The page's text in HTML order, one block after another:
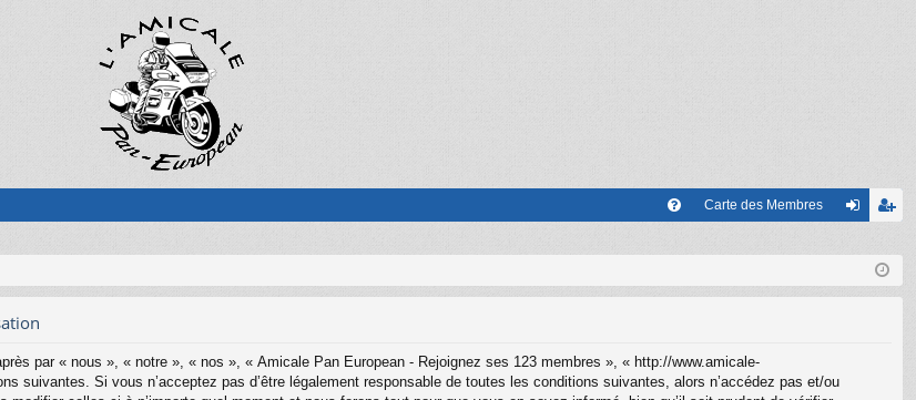
Carte des Membres
nr
par « nous », « notre », « nos », « Amicale Pan European - Rejoignez ses 123 membres », « http://www.amicale-
suivantes. Si vous n’acceptez pas d’être légalement responsable de toutes les conditions suivantes, alors n’accédez pas et/ou